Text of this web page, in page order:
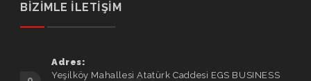
BİZİMLE İLETİŞİM
Adres:
Yeşilköy Mahallesi Atatürk Caddesi EGS BUSINESS